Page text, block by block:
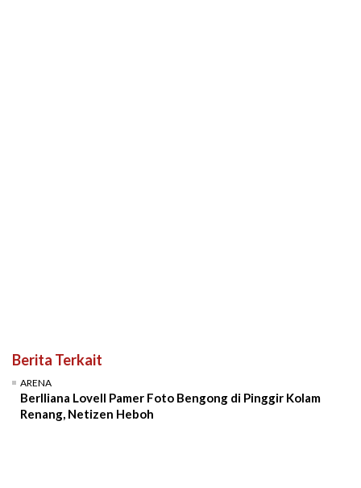
Berita Terkait
ARENA
Berlliana Lovell Pamer Foto Bengong di Pinggir Kolam
Renang, Netizen Heboh